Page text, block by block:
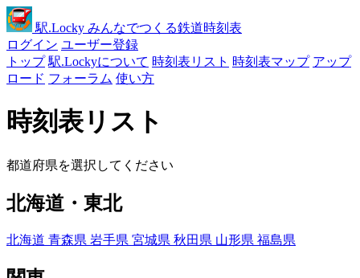
駅.Locky みんなでつくる鉄道時刻表
ログイン ユーザー登録
トップ 駅.Lockyについて 時刻表リスト 時刻表マップ アップ
ロード フォーラム 使い方
時刻表リスト
都道府県を選択してください
北海道・東北
北海道 青森県 岩手県 宮城県 秋田県 山形県 福島県